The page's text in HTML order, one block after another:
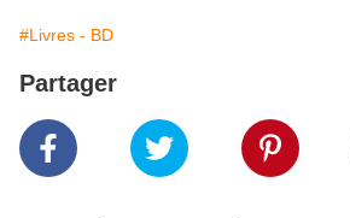
#Livres - BD
Partager